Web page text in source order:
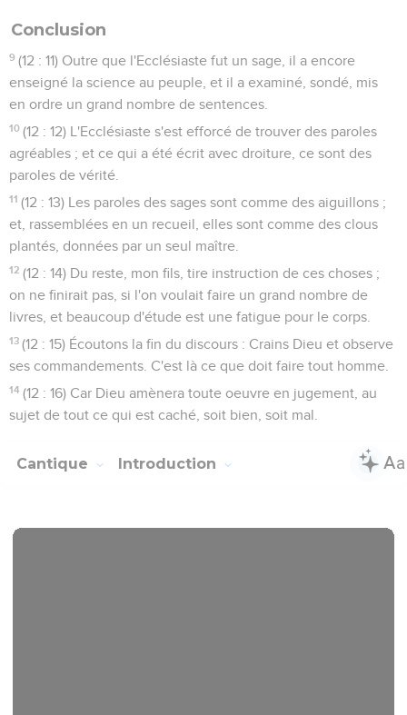
Conclusion
9 (12 : 11) Outre que l'Ecclésiaste fut un sage, il a encore
enseigné la science au peuple, et il a examiné, sondé, mis
en ordre un grand nombre de sentences.
10 (12 : 12) L'Ecclésiaste s'est efforcé de trouver des paroles
agréables ; et ce qui a été écrit avec droiture, ce sont des
paroles de vérité.
11 (12 : 13) Les paroles des sages sont comme des aiguillons ;
et, rassemblées en un recueil, elles sont comme des clous
plantés, données par un seul maître.
12 (12 : 14) Du reste, mon fils, tire instruction de ces choses ;
on ne finirait pas, si l'on voulait faire un grand nombre de
livres, et beaucoup d'étude est une fatigue pour le corps.
13 (12 : 15) Écoutons la fin du discours : Crains Dieu et observe
ses commandements. C'est là ce que doit faire tout homme.
14 (12 : 16) Car Dieu amènera toute oeuvre en jugement, au
sujet de tout ce qui est caché, soit bien, soit mal.
Cantique Introduction